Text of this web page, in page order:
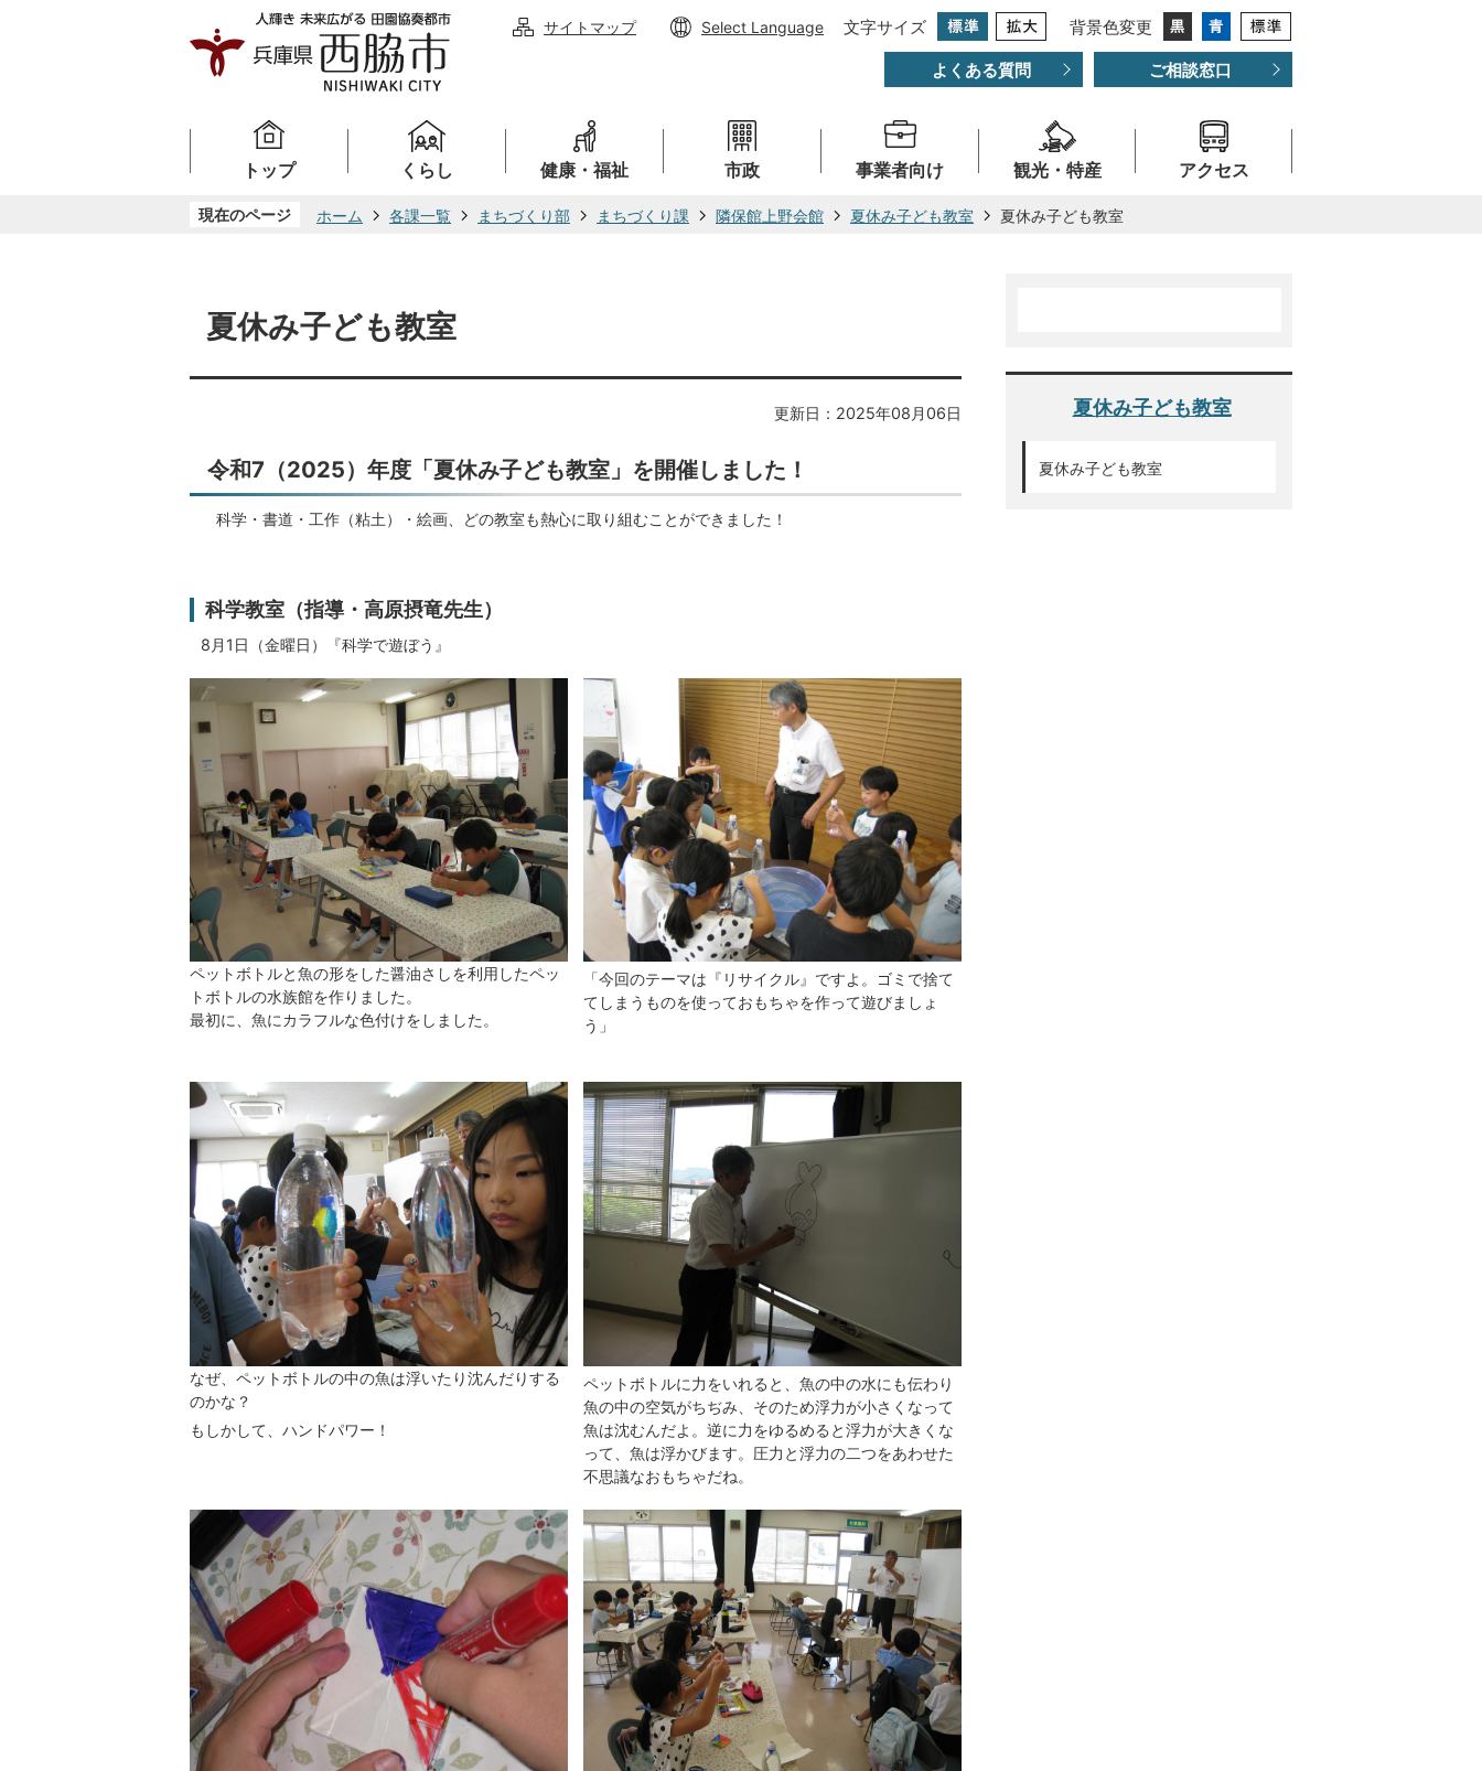
サイトマップ Select Language 文字サイズ 背景色変更
よくある質問 ご相談窓口
トップ くらし 健康・福祉 市政 事業者向け 観光・特産 アクセス
現在のページ ホーム 各課一覧 まちづくり部 まちづくり課 隣保館上野会館 夏休み子ども教室 夏休み子ども教室
夏休み子ども教室
更新日：2025年08月06日
令和7（2025）年度「夏休み子ども教室」を開催しました！
科学・書道・工作（粘土）・絵画、どの教室も熱心に取り組むことができました！
科学教室（指導・高原摂竜先生）
8月1日（金曜日）『科学で遊ぼう』
ペットボトルと魚の形をした醤油さしを利用したペッ
トボトルの水族館を作りました。
最初に、魚にカラフルな色付けをしました。
「今回のテーマは『リサイクル』ですよ。ゴミで捨て
てしまうものを使っておもちゃを作って遊びましょ
う」
なぜ、ペットボトルの中の魚は浮いたり沈んだりする
のかな？
もしかして、ハンドパワー！
ペットボトルに力をいれると、魚の中の水にも伝わり
魚の中の空気がちぢみ、そのため浮力が小さくなって
魚は沈むんだよ。逆に力をゆるめると浮力が大きくな
って、魚は浮かびます。圧力と浮力の二つをあわせた
不思議なおもちゃだね。
夏休み子ども教室
夏休み子ども教室